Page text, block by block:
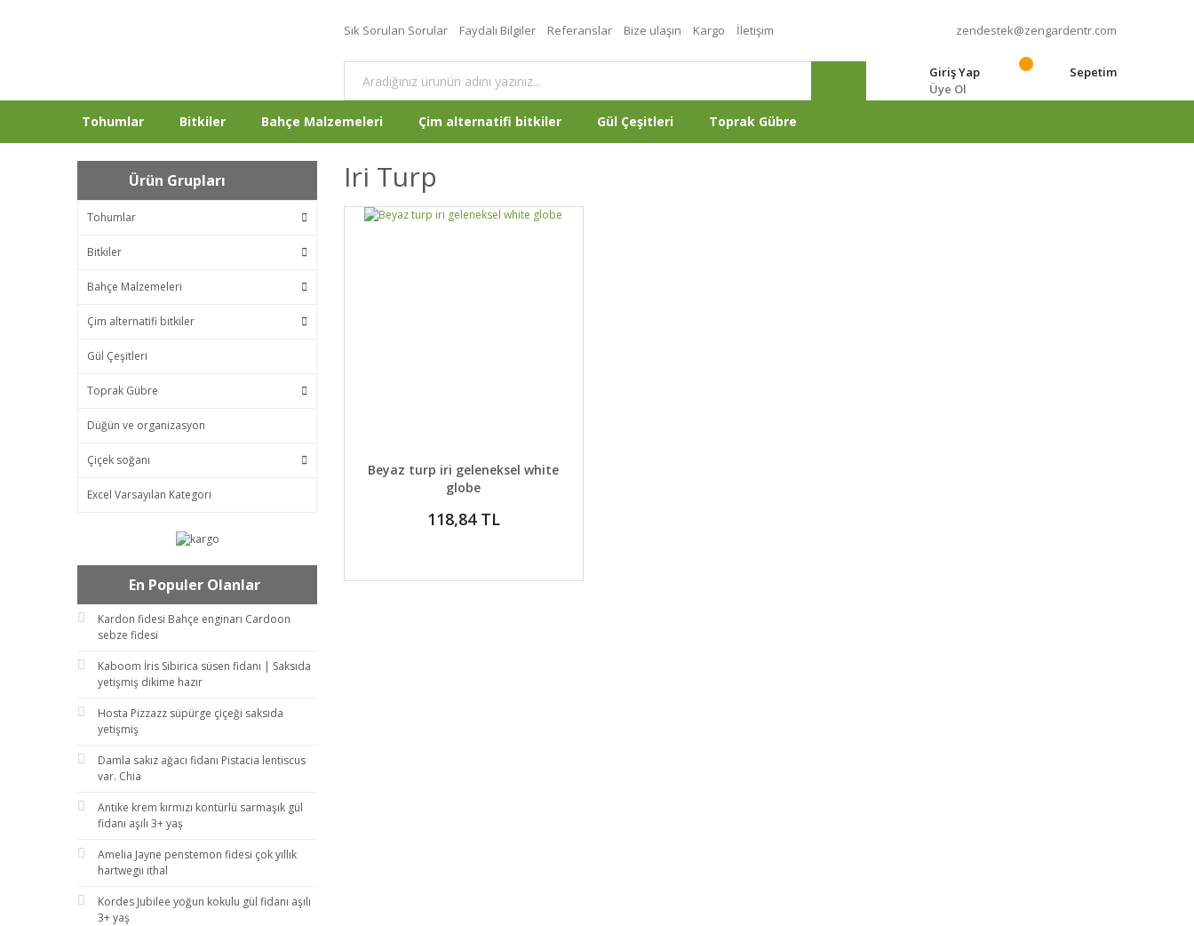
Sık Sorulan Sorular Faydalı Bilgiler Referanslar Bize ulaşın Kargo İletişim zendestek@zengardentr.com
Giriş Yap
Üye Ol
Sepetim
Tohumlar Bitkiler Bahçe Malzemeleri Çim alternatifi bitkiler Gül Çeşitleri Toprak Gübre
Ürün Grupları
Tohumlar
Bitkiler
Bahçe Malzemeleri
Çim alternatifi bitkiler
Gül Çeşitleri
Toprak Gübre
Düğün ve organizasyon
Çiçek soğanı
Excel Varsayılan Kategori
En Populer Olanlar
Kardon fidesi Bahçe enginarı Cardoon
sebze fidesi
Kaboom İris Sibirica süsen fidanı | Saksıda
yetişmiş dikime hazır
Hosta Pizzazz süpürge çiçeği saksıda
yetişmiş
Damla sakız ağacı fidanı Pistacia lentiscus
var. Chia
Antike krem kırmızı kontürlü sarmaşık gül
fidanı aşılı 3+ yaş
Amelia Jayne penstemon fidesi çok yıllık
hartwegii ithal
Kordes Jubilee yoğun kokulu gül fidanı aşılı
3+ yaş
Iri Turp
DETAYLAR GELİNCE HABER VER
Beyaz turp iri geleneksel white
globe
118,84 TL